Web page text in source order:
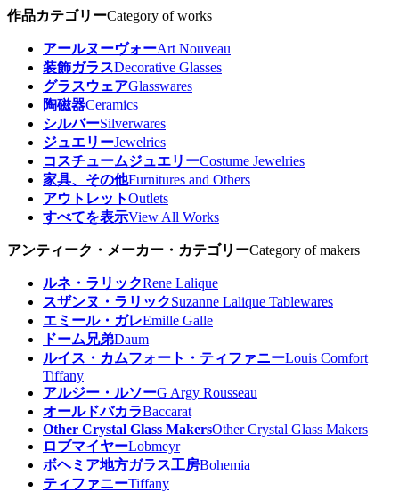
作品カテゴリーCategory of works
アールヌーヴォーArt Nouveau
装飾ガラスDecorative Glasses
グラスウェアGlasswares
陶磁器Ceramics
シルバーSilverwares
ジュエリーJewelries
コスチュームジュエリーCostume Jewelries
家具、その他Furnitures and Others
アウトレットOutlets
すべてを表示View All Works
アンティーク・メーカー・カテゴリーCategory of makers
ルネ・ラリックRene Lalique
スザンヌ・ラリックSuzanne Lalique Tablewares
エミール・ガレEmille Galle
ドーム兄弟Daum
ルイス・カムフォート・ティファニーLouis Comfort
Tiffany
アルジー・ルソーG Argy Rousseau
オールドバカラBaccarat
Other Crystal Glass MakersOther Crystal Glass Makers
ロブマイヤーLobmeyr
ボヘミア地方ガラス工房Bohemia
ティファニーTiffany